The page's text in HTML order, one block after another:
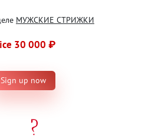
МУЖСКИЕ СТРИЖКИ
30 000 ₽
Sign up now